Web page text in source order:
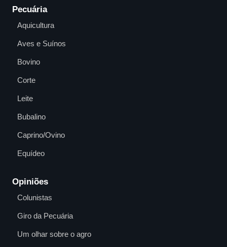
Pecuária
Aquicultura
Aves e Suínos
Bovino
Corte
Leite
Bubalino
Caprino/Ovino
Equídeo
Opiniões
Colunistas
Giro da Pecuária
Um olhar sobre o agro